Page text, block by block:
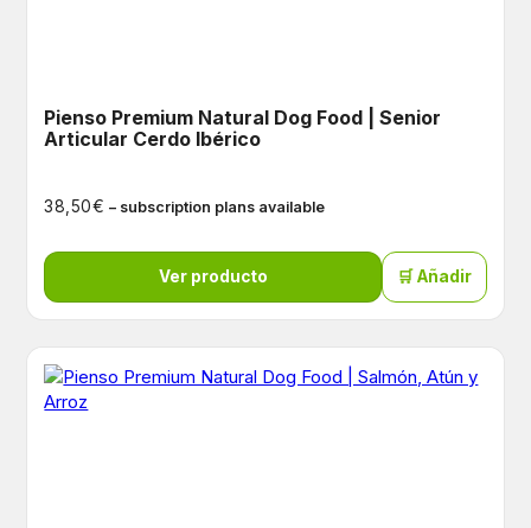
Pienso Premium Natural Dog Food | Senior
Articular Cerdo Ibérico
38,50€ – subscription plans available
Ver producto 🛒 Añadir